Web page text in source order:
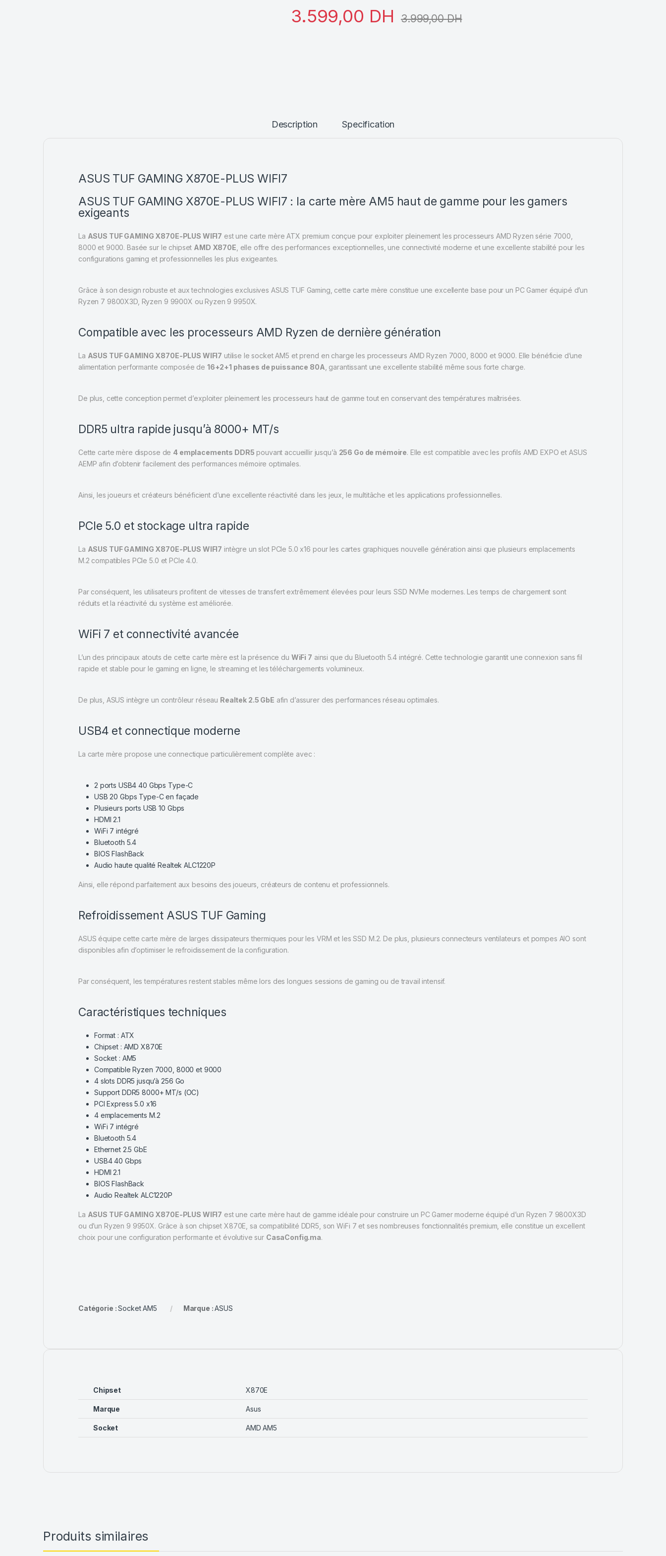
3.599,00 DH 3.999,00DH
Description Specification
ASUS TUF GAMING X870E-PLUS WIFI7
ASUS TUF GAMING X870E-PLUS WIFI7 : la carte mère AM5 haut de gamme pour les gamers
exigeants
La ASUS TUF GAMING X870E-PLUS WIFI7 est une carte mère ATX premium conçue pour exploiter pleinement les processeurs AMD Ryzen série 7000,
8000 et 9000. Basée sur le chipset AMD X870E , elle offre des performances exceptionnelles, une connectivité moderne et une excellente stabilité pour les
configurations gaming et professionnelles les plus exigeantes.
Grâce à son design robuste et aux technologies exclusives ASUS TUF Gaming, cette carte mère constitue une excellente base pour un PC Gamer équipé d’un
Ryzen 7 9800X3D, Ryzen 9 9900X ou Ryzen 9 9950X.
Compatible avec les processeurs AMD Ryzen de dernière génération
La ASUS TUF GAMING X870E-PLUS WIFI7 utilise le socket AM5 et prend en charge les processeurs AMD Ryzen 7000, 8000 et 9000. Elle bénéficie d’une
alimentation performante composée de 16+2+1 phases de puissance 80A , garantissant une excellente stabilité même sous forte charge.
De plus, cette conception permet d’exploiter pleinement les processeurs haut de gamme tout en conservant des températures maîtrisées.
DDR5 ultra rapide jusqu’à 8000+ MT/s
Cette carte mère dispose de 4 emplacements DDR5 pouvant accueillir jusqu’à 256 Go de mémoire. Elle est compatible avec les profils AMD EXPO et ASUS
AEMP afin d’obtenir facilement des performances mémoire optimales.
Ainsi, les joueurs et créateurs bénéficient d’une excellente réactivité dans les jeux, le multitâche et les applications professionnelles.
PCIe 5.0 et stockage ultra rapide
La ASUS TUF GAMING X870E-PLUS WIFI7 intègre un slot PCIe 5.0 x16 pour les cartes graphiques nouvelle génération ainsi que plusieurs emplacements
M.2 compatibles PCIe 5.0 et PCIe 4.0.
Par conséquent, les utilisateurs profitent de vitesses de transfert extrêmement élevées pour leurs SSD NVMe modernes. Les temps de chargement sont
réduits et la réactivité du système est améliorée.
WiFi 7 et connectivité avancée
L’un des principaux atouts de cette carte mère est la présence du WiFi 7 ainsi que du Bluetooth 5.4 intégré. Cette technologie garantit une connexion sans fil
rapide et stable pour le gaming en ligne, le streaming et les téléchargements volumineux.
De plus, ASUS intègre un contrôleur réseau Realtek 2.5 GbE afin d’assurer des performances réseau optimales.
USB4 et connectique moderne
La carte mère propose une connectique particulièrement complète avec :
2 ports USB4 40 Gbps Type-C
USB 20 Gbps Type-C en façade
Plusieurs ports USB 10 Gbps
HDMI 2.1
WiFi 7 intégré
Bluetooth 5.4
BIOS FlashBack
Audio haute qualité Realtek ALC1220P
Ainsi, elle répond parfaitement aux besoins des joueurs, créateurs de contenu et professionnels.
Refroidissement ASUS TUF Gaming
ASUS équipe cette carte mère de larges dissipateurs thermiques pour les VRM et les SSD M.2. De plus, plusieurs connecteurs ventilateurs et pompes AIO sont
disponibles afin d’optimiser le refroidissement de la configuration.
Par conséquent, les températures restent stables même lors des longues sessions de gaming ou de travail intensif.
Caractéristiques techniques
Format : ATX
Chipset : AMD X870E
Socket : AM5
Compatible Ryzen 7000, 8000 et 9000
4 slots DDR5 jusqu’à 256 Go
Support DDR5 8000+ MT/s (OC)
PCI Express 5.0 x16
4 emplacements M.2
WiFi 7 intégré
Bluetooth 5.4
Ethernet 2.5 GbE
USB4 40 Gbps
HDMI 2.1
BIOS FlashBack
Audio Realtek ALC1220P
La ASUS TUF GAMING X870E-PLUS WIFI7 est une carte mère haut de gamme idéale pour construire un PC Gamer moderne équipé d’un Ryzen 7 9800X3D
ou d’un Ryzen 9 9950X. Grâce à son chipset X870E, sa compatibilité DDR5, son WiFi 7 et ses nombreuses fonctionnalités premium, elle constitue un excellent
choix pour une configuration performante et évolutive sur CasaConfig.ma.
Catégorie :Socket AM5 Marque :ASUS
Chipset X870E
Marque Asus
Socket AMD AM5
Produits similaires